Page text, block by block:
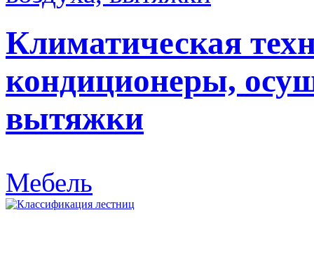
Климатическая
кондиционеры,
вытяжки
Мебель